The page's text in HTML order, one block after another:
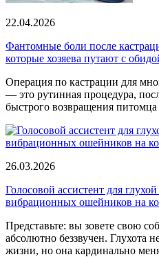
22.04.2026
Фантомные боли после
которые хозяева путают с
Операция по кастрации для
— это рутинная процедура,
быстрого возвращения
26.03.2026
Голосовой ассистент для
вибрационных ошейников на
Представьте: вы зовете свою
абсолютно беззвучен. Глухота
жизни, но она кардинально